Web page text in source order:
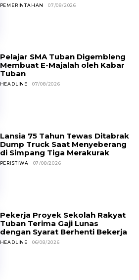
PEMERINTAHAN 07/08/2026
Pelajar SMA Tuban Digembleng
Membuat E-Majalah oleh Kabar
Tuban
HEADLINE 07/08/2026
Lansia 75 Tahun Tewas Ditabrak
Dump Truck Saat Menyeberang
di Simpang Tiga Merakurak
PERISTIWA 07/08/2026
Pekerja Proyek Sekolah Rakyat
Tuban Terima Gaji Lunas
dengan Syarat Berhenti Bekerja
HEADLINE 06/08/2026